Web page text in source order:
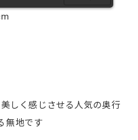
しく感じさせる人気の奥行
無地です